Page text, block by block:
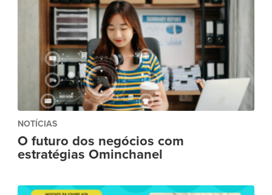
NOTÍCIAS
O futuro dos negócios com
estratégias Ominchanel